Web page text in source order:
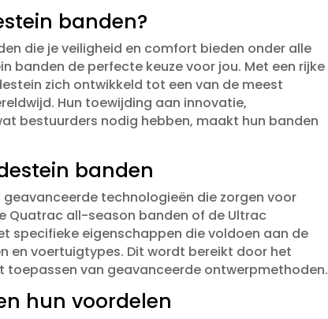
banden?
die je veiligheid en comfort bieden onder alle
banden de perfecte keuze voor jou.​ Met een rijke
zich ontwikkeld tot een van de meest
Hun toewijding aan innovatie,
bestuurders nodig hebben, maakt hun banden
banden
technologieën die zorgen voor
Quatrac all-season banden of de Ultrac
specifieke eigenschappen die voldoen aan de
en voertuigtypes.​ Dit wordt bereikt door het
toepassen van geavanceerde ontwerpmethoden.​
hun voordelen